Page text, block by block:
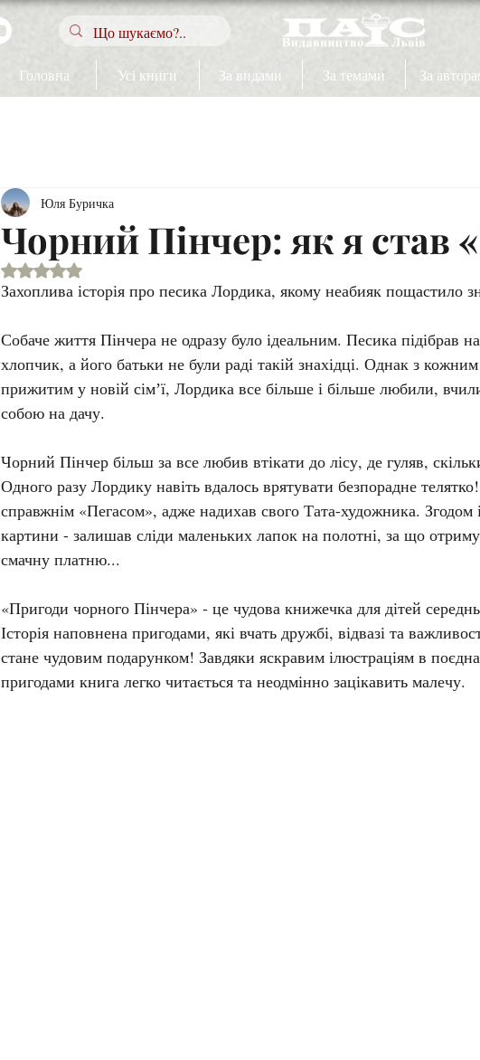
Головна Усі книги За видами За темами За
Чорний Пінчер: як я став
Юля Буричка
Оцінка: NaN з 5 зірок.
Захоплива історія про песика Лордика, якому неабияк пощастило
Собаче життя Пінчера не одразу було ідеальним. Песика підібрав
хлопчик, а його батьки не були раді такій знахідці. Однак з
прижитим у новій сімʼї, Лордика все більше і більше любили,
собою на дачу.
Чорний Пінчер більш за все любив втікати до лісу, де гуляв,
Одного разу Лордику навіть вдалось врятувати безпорадне
справжнім «Пегасом», адже надихав свого Тата-художника. Згодом
картини - залишав сліди маленьких лапок на полотні, за що
смачну платню...
«Пригоди чорного Пінчера» - це чудова книжечка для дітей
Історія наповнена пригодами, які вчать дружбі, відвазі та
стане чудовим подарунком! Завдяки яскравим ілюстраціям в
пригодами книга легко читається та неодмінно зацікавить малечу.